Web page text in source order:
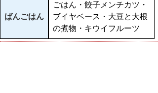
ばんごはん
ごはん・餃子メンチカツ・
ブイヤベース・大豆と大根
の煮物・キウイフルーツ